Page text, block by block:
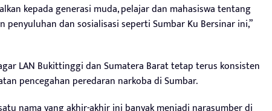
kepada generasi muda, pelajar dan mahasiswa tentang
penyuluhan dan sosialisasi seperti Sumbar Ku Bersinar ini,”
LAN Bukittinggi dan Sumatera Barat tetap terus konsisten
pencegahan peredaran narkoba di Sumbar.